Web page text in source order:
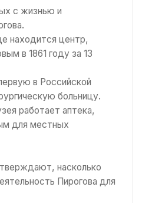
с жизнью и
находится центр,
в 1861 году за 13
в Российской
больницу.
работает аптека,
для местных
насколько
Пирогова для